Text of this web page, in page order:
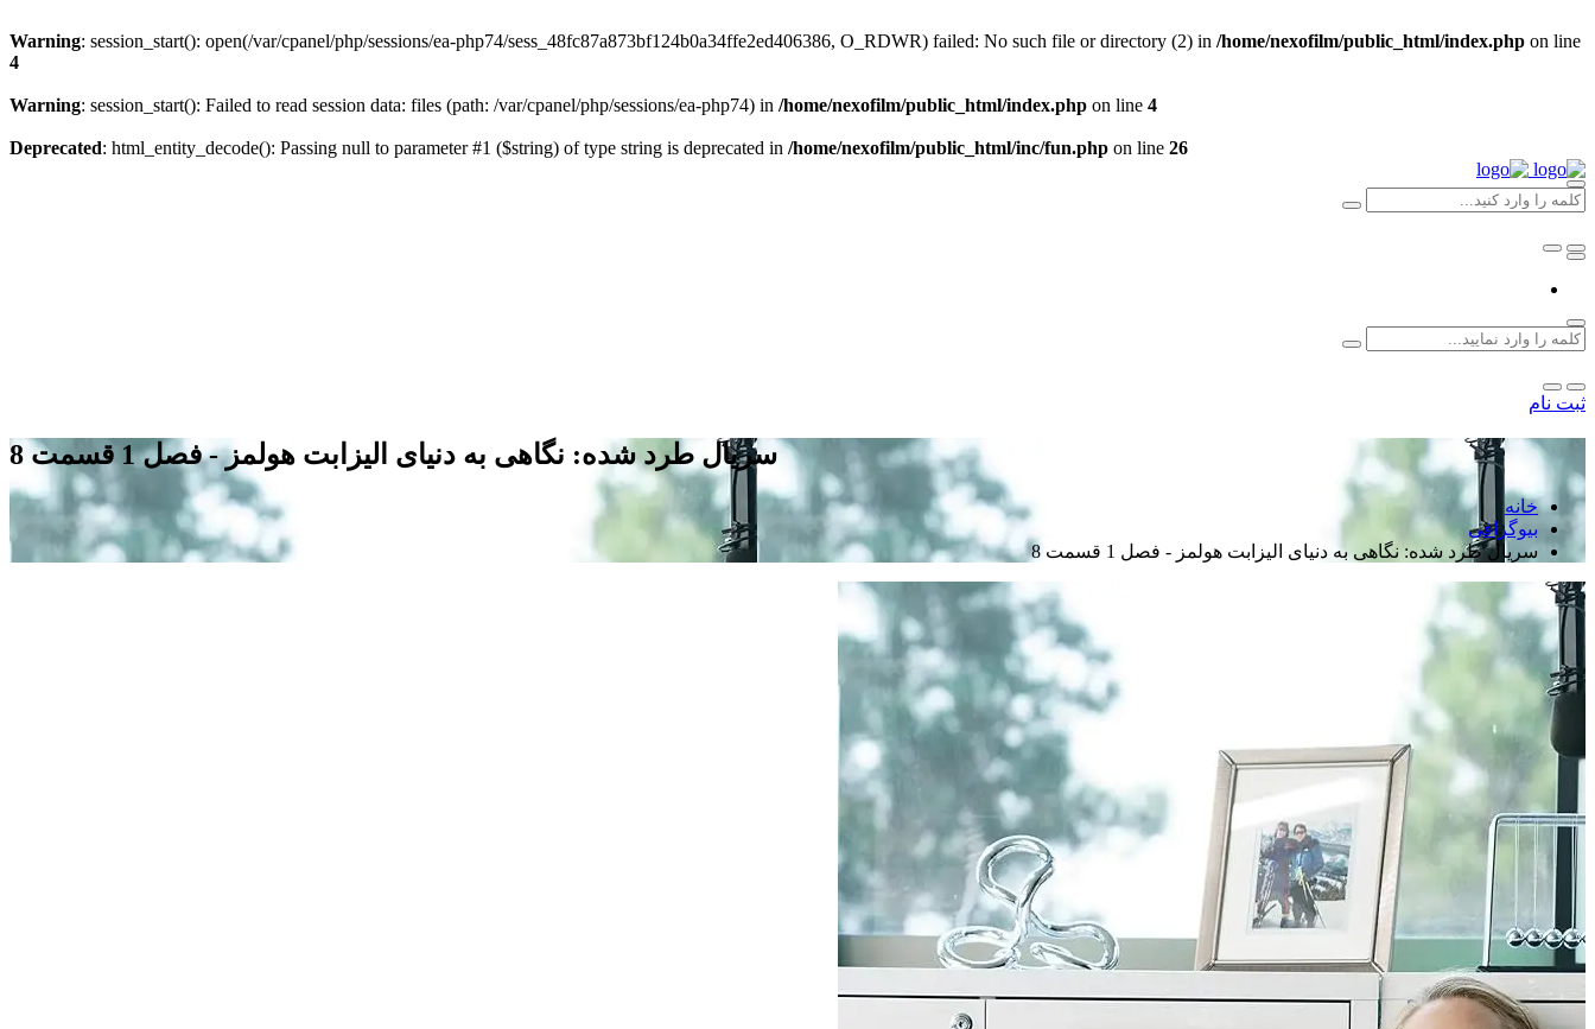
Warning: session_start(): open(/var/cpanel/php/sessions/ea-php74/sess_48fc87a873bf124b0a34ffe2ed406386, O_RDWR) failed: No such file or directory (2) in /home/nexofilm/public_html/index.php on line
4
Warning: session_start(): Failed to read session data: files (path: /var/cpanel/php/sessions/ea-php74) in /home/nexofilm/public_html/index.php on line 4
Deprecated: html_entity_decode(): Passing null to parameter #1 ($string) of type string is deprecated in /home/nexofilm/public_html/inc/fun.php on line 26
ثبت نام
سریال طرد شده: نگاهی به دنیای الیزابت هولمز - فصل 1 قسمت 8
خانه
بیوگرافی
سریال طرد شده: نگاهی به دنیای الیزابت هولمز - فصل 1 قسمت 8